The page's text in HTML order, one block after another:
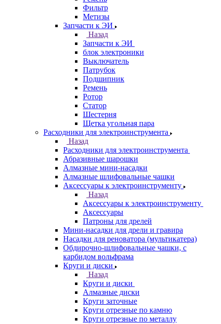
Фильтр
Метизы
Запчасти к ЭИ
Назад
Запчасти к ЭИ
блок электроники
Выключатель
Патрубок
Подшипник
Ремень
Ротор
Статор
Шестерня
Щетка угольная пара
Расходники для электроинструмента
Назад
Расходники для электроинструмента
Абразивные шарошки
Алмазные мини-насадки
Алмазные шлифовальные чашки
Аксессуары к электроинструменту
Назад
Аксессуары к электроинструменту
Аксессуары
Патроны для дрелей
Мини-насадки для дрели и гравира
Насадки для реноватора (мультикатера)
Обдирочно-шлифовальные чашки, с
карбидом вольфрама
Круги и диски
Назад
Круги и диски
Алмазные диски
Круги заточные
Круги отрезные по камню
Круги отрезные по металлу